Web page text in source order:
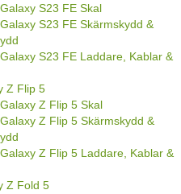
S23 FE Skal
S23 FE Skärmskydd &
S23 FE Laddare, Kablar &
Z Flip 5
Z Flip 5 Skal
Z Flip 5 Skärmskydd &
Z Flip 5 Laddare, Kablar &
Z Fold 5